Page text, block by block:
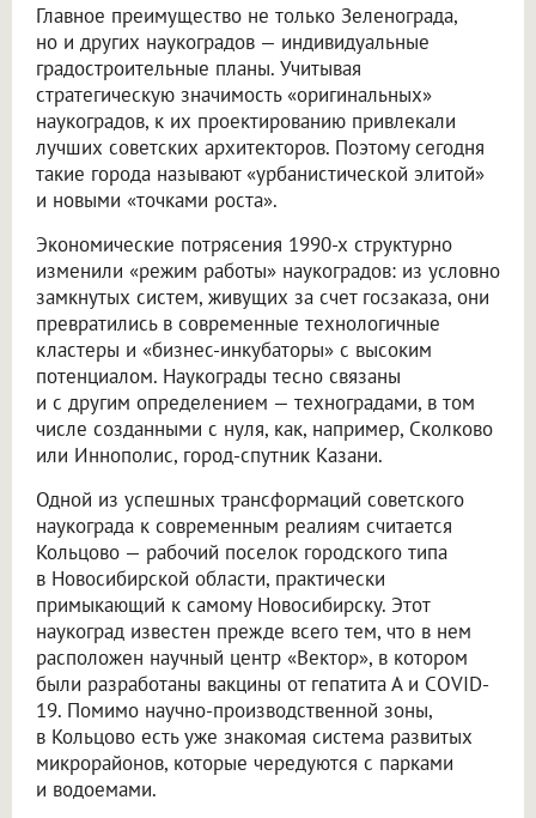
Главное преимущество не только Зеленограда,
но и других наукоградов — индивидуальные
градостроительные планы. Учитывая
стратегическую значимость «оригинальных»
наукоградов, к их проектированию привлекали
лучших советских архитекторов. Поэтому сегодня
такие города называют «урбанистической элитой»
и новыми «точками роста».
Экономические потрясения 1990-х структурно
изменили «режим работы» наукоградов: из условно
замкнутых систем, живущих за счет госзаказа, они
превратились в современные технологичные
кластеры и «бизнес-инкубаторы» с высоким
потенциалом. Наукограды тесно связаны
и с другим определением — техноградами, в том
числе созданными с нуля, как, например, Сколково
или Иннополис, город-спутник Казани.
Одной из успешных трансформаций советского
наукограда к современным реалиям считается
Кольцово — рабочий поселок городского типа
в Новосибирской области, практически
примыкающий к самому Новосибирску. Этот
наукоград известен прежде всего тем, что в нем
расположен научный центр «Вектор», в котором
были разработаны вакцины от гепатита А и COVID-
19. Помимо научно-производственной зоны,
в Кольцово есть уже знакомая система развитых
микрорайонов, которые чередуются с парками
и водоемами.